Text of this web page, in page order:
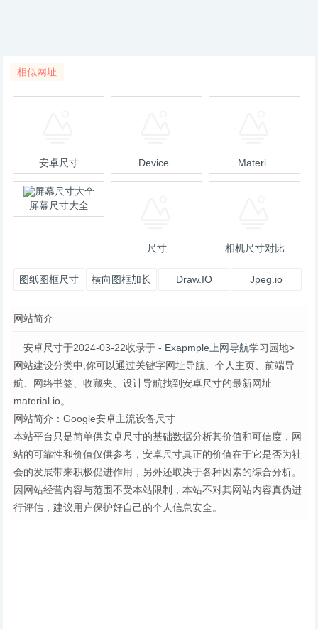
相似网址
安卓尺寸 Device.. Materi..
屏幕尺寸大全
尺寸 相机尺寸对比
图纸图框尺寸
百度文库
横向图框加长
Draw.IO Jpeg.io
网站简介
安卓尺寸于2024-03-22收录于 - Exapmple上网导航学习园地>
网站建设分类中,你可以通过关键字网址导航、个人主页、前端导
航、网络书签、收藏夹、设计导航找到安卓尺寸的最新网址
material.io。
网站简介：Google安卓主流设备尺寸
本站平台只是简单供安卓尺寸的基础数据分析其价值和可信度，网
站的可靠性和价值仅供参考，安卓尺寸真正的价值在于它是否为社
会的发展带来积极促进作用，另外还取决于各种因素的综合分析。
因网站经营内容与范围不受本站限制，本站不对其网站内容真伪进
行评估，建议用户保护好自己的个人信息安全。